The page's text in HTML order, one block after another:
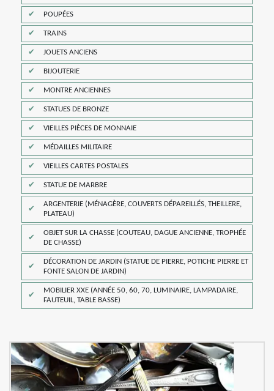
POUPÉES
TRAINS
JOUETS ANCIENS
BIJOUTERIE
MONTRE ANCIENNES
STATUES DE BRONZE
VIEILLES PIÈCES DE MONNAIE
MÉDAILLES MILITAIRE
VIEILLES CARTES POSTALES
STATUE DE MARBRE
ARGENTERIE (MÉNAGÈRE, COUVERTS DÉPAREILLÉS, THEILLERE,
PLATEAU)
OBJET SUR LA CHASSE (COUTEAU, DAGUE ANCIENNE, TROPHÉE
DE CHASSE)
DÉCORATION DE JARDIN (STATUE DE PIERRE, POTICHE PIERRE ET
FONTE SALON DE JARDIN)
MOBILIER XXE (ANNÉE 50, 60, 70, LUMINAIRE, LAMPADAIRE,
FAUTEUIL, TABLE BASSE)